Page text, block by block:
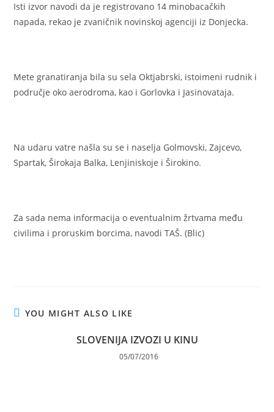
Isti izvor navodi da je registrovano 14 minobacačkih
napada, rekao je zvaničnik novinskoj agenciji iz Donjecka.
Mete granatiranja bila su sela Oktjabrski, istoimeni rudnik i
područje oko aerodroma, kao i Gorlovka i Jasinovataja.
Na udaru vatre našla su se i naselja Golmovski, Zajcevo,
Spartak, Širokaja Balka, Lenjiniskoje i Širokino.
Za sada nema informacija o eventualnim žrtvama među
civilima i proruskim borcima, navodi TAŠ. (Blic)
YOU MIGHT ALSO LIKE
SLOVENIJA IZVOZI U KINU
05/07/2016